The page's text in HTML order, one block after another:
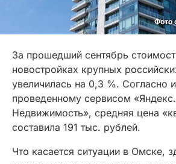
Фото
За прошедший сентябрь
новостройках крупных
увеличилась на 0,3 %. Согласно
проведенному сервисом «Яндекс.
Недвижимость», средняя цена
составила 191 тыс. рублей.
Что касается ситуации в Омске,